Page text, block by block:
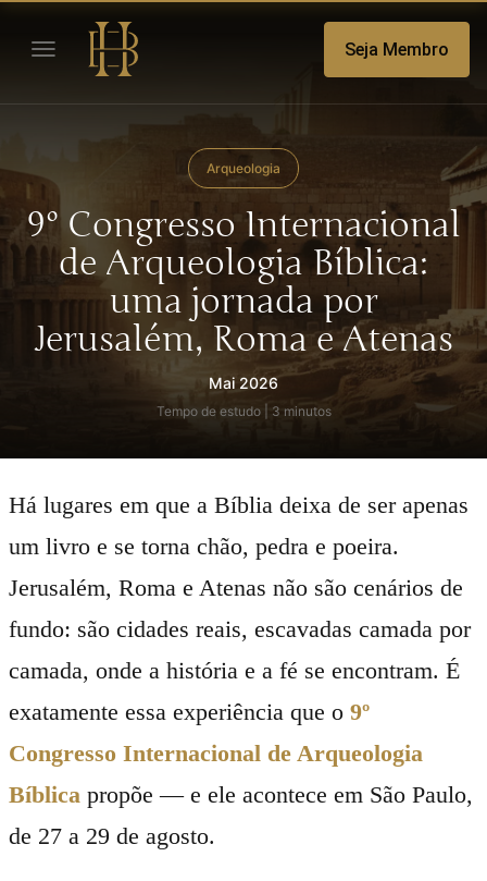
Seja Membro
Arqueologia
9º Congresso Internacional
de Arqueologia Bíblica:
uma jornada por
Jerusalém, Roma e Atenas
Mai 2026
Tempo de estudo | 3 minutos
Há lugares em que a Bíblia deixa de ser apenas
um livro e se torna chão, pedra e poeira.
Jerusalém, Roma e Atenas não são cenários de
fundo: são cidades reais, escavadas camada por
camada, onde a história e a fé se encontram. É
exatamente essa experiência que o 9º
Congresso Internacional de Arqueologia
Bíblica propõe — e ele acontece em São Paulo,
de 27 a 29 de agosto.